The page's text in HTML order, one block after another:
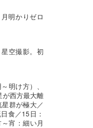
明かりゼロ
空撮影。初
明け方）、
が西方最大離
群が極大／
食／15日：
宵：細い月